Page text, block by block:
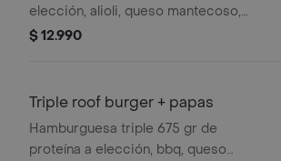
elección, alioli, queso mantecoso,
aros de cebolla fritos, camarones,
$ 12.990
Triple roof burger + papas
Hamburguesa triple 675 gr de
proteína a elección, bbq, queso